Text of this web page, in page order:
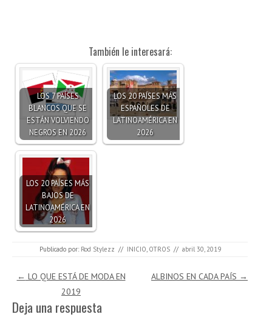
También le interesará:
LOS 7 PAÍSES
BLANCOS QUE SE
ESTÁN VOLVIENDO
NEGROS EN 2026
LOS 20 PAÍSES MÁS
ESPAÑOLES DE
LATINOAMÉRICA EN
2026
LOS 20 PAÍSES MÁS
BAJOS DE
LATINOAMÉRICA EN
2026
Publicado por: Rod Stylezz // INICIO OTROS // abril 30, 2019
Navegación de entradas
← LO QUE ESTÁ DE MODA EN
2019
ALBINOS EN CADA PAÍS →
Deja una respuesta